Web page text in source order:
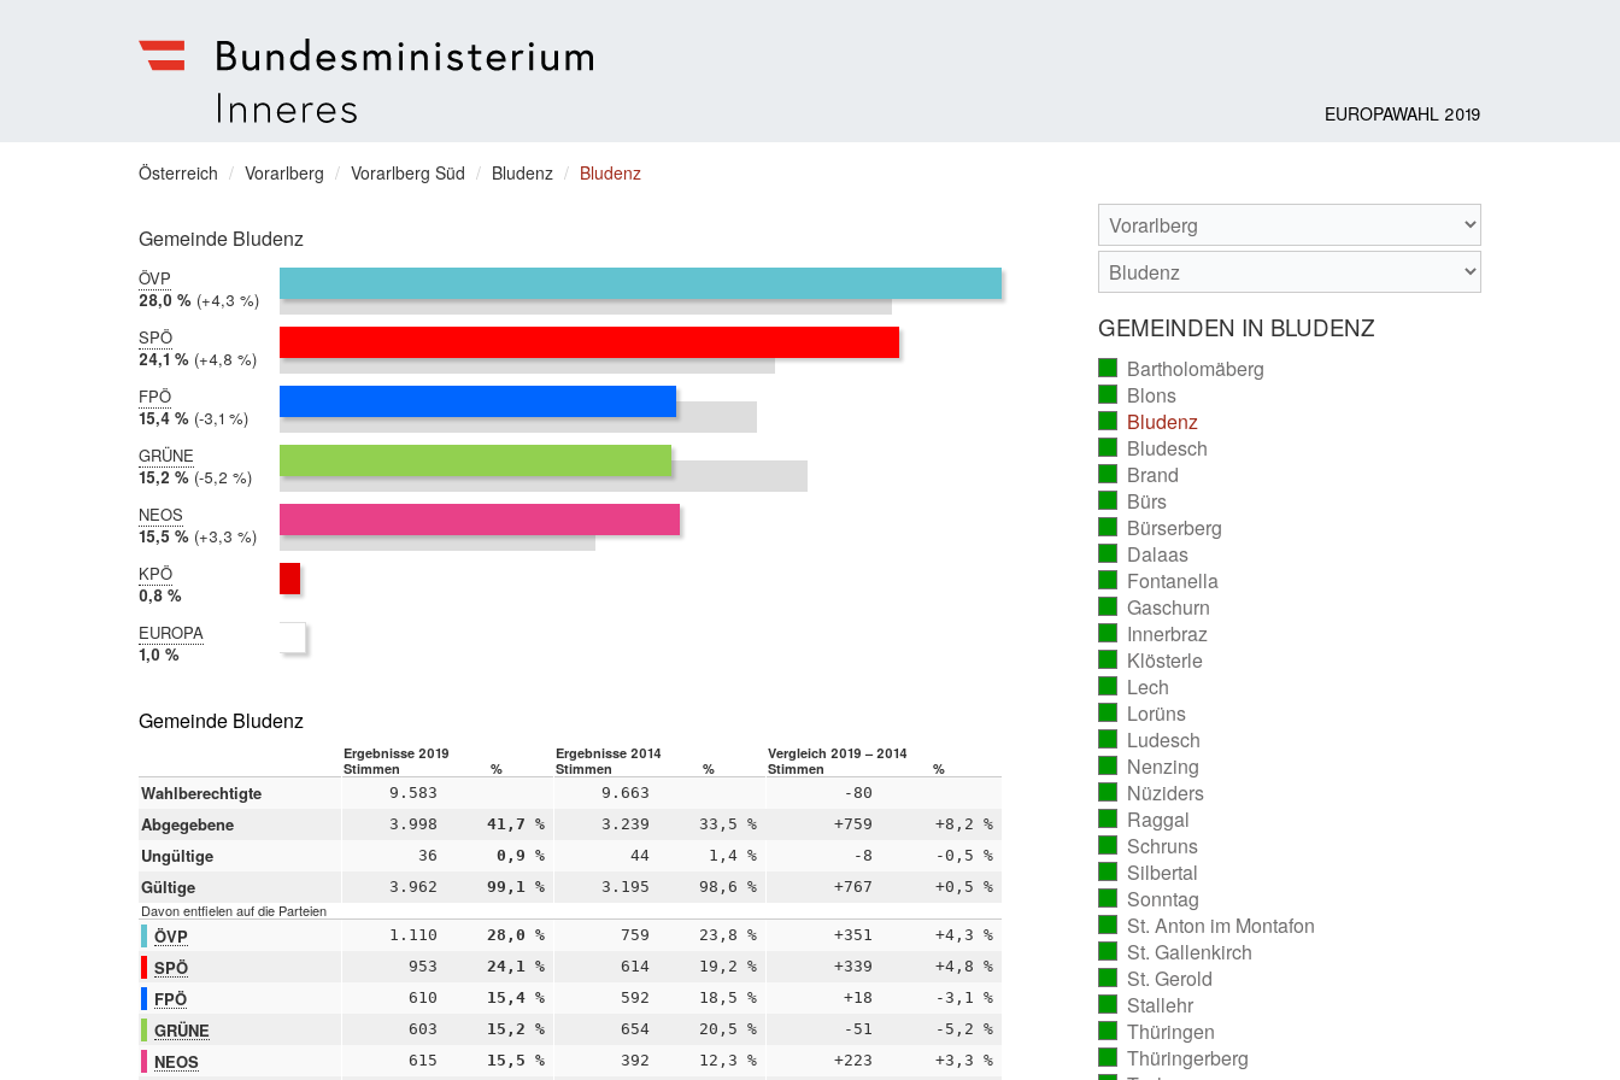
für
Inneres
EUROPAWAHL 2019
Sie
sich
hier:
Österreich Vorarlberg Vorarlberg Süd Bludenz Bludenz
Gemeinde Bludenz
ÖVP
2019:
28,0 %
2014:
23,8 %
Differenz:
+4,3 %
SPÖ
2019:
24,1 %
2014:
19,2 %
Differenz:
+4,8 %
FPÖ
2019:
15,4 %
2014:
18,5 %
Differenz:
-3,1 %
GRÜNE
2019:
15,2 %
2014:
20,5 %
Differenz:
-5,2 %
NEOS
2019:
15,5 %
2014:
12,3 %
Differenz:
+3,3 %
KPÖ
2019:
0,8 %
nicht
teilgenommen
EUROPA
2019:
1,0 %
teilgenommen
Gemeinde Bludenz
Ergebnisse 2019 Ergebnisse 2014
Vergleich 2019 – 2014
Stimmen
% Stimmen % Stimmen %
Wahlberechtigte 9.583 9.663 -80
Abgegebene 3.998 41,7 % 3.239 33,5 % +759 +8,2 %
Ungültige 36 0,9 % 44 1,4 % -8 -0,5 %
Gültige 3.962 99,1 % 3.195 98,6 % +767 +0,5 %
Davon entfielen auf die Parteien
ÖVP 1.110 28,0 % 759 23,8 % +351 +4,3 %
SPÖ 953 24,1 % 614 19,2 % +339 +4,8 %
FPÖ 610 15,4 % 592 18,5 % +18 -3,1 %
GRÜNE 603 15,2 % 654 20,5 % -51 -5,2 %
NEOS 615 15,5 % 392 12,3 % +223 +3,3 %
GEMEINDEN IN BLUDENZ
Bartholomäberg
ausgezählt)
Blons
ausgezählt)
Bludenz
ausgezählt)
Bludesch
ausgezählt)
Brand
ausgezählt)
Bürs
ausgezählt)
Bürserberg
ausgezählt)
Dalaas
ausgezählt)
Fontanella
ausgezählt)
Gaschurn
ausgezählt)
Innerbraz
ausgezählt)
Klösterle
ausgezählt)
Lech
ausgezählt)
Lorüns
ausgezählt)
Ludesch
ausgezählt)
Nenzing
ausgezählt)
Nüziders
ausgezählt)
Raggal
ausgezählt)
Schruns
ausgezählt)
Silbertal
ausgezählt)
Sonntag
ausgezählt)
St. Anton im Montafon
ausgezählt)
St. Gallenkirch
ausgezählt)
St. Gerold
ausgezählt)
Stallehr
ausgezählt)
Thüringen
ausgezählt)
Thüringerberg